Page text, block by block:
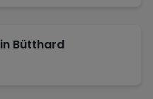
Bütthard